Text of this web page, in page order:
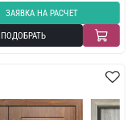
ЗАЯВКА НА РАСЧЕТ
ПОДОБРАТЬ